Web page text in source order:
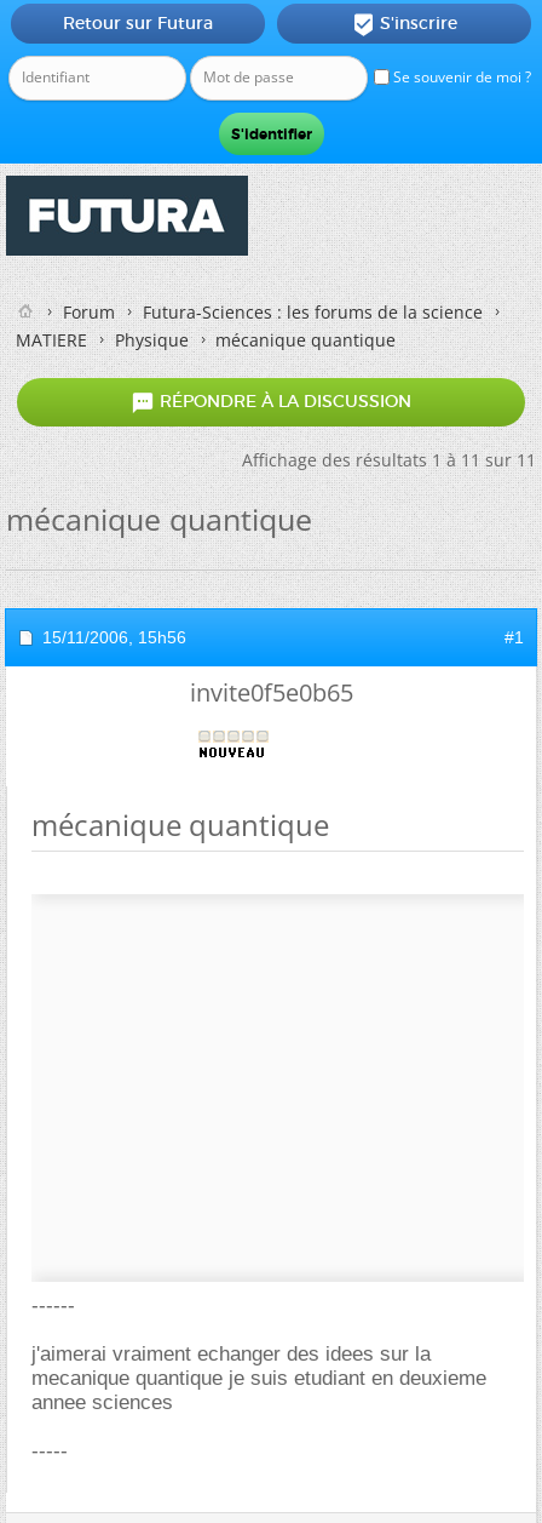
Se souvenir de moi ?
Retour sur Futura  S'inscrire
Forum
Futura-Sciences : les forums de la science
MATIERE
Physique mécanique quantique
 RÉPONDRE À LA DISCUSSION
Affichage des résultats 1 à 11 sur 11
mécanique quantique
15/11/2006, 15h56 #1
invite0f5e0b65
mécanique quantique
------
j'aimerai vraiment echanger des idees sur la
mecanique quantique je suis etudiant en deuxieme
annee sciences
-----